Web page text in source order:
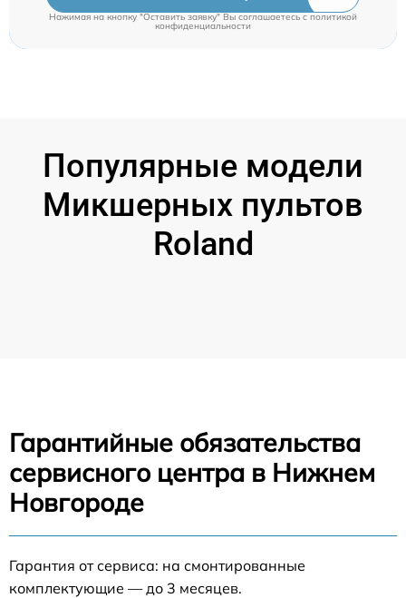
Нажимая на кнопку "Оставить заявку" Вы соглашаетесь cполитикой
конфиденциальности
Популярные модели
Микшерных пультов
Roland
Гарантийные обязательства
сервисного центра в Нижнем
Новгороде
Гарантия от сервиса: на смонтированные
комплектующие — до 3 месяцев.